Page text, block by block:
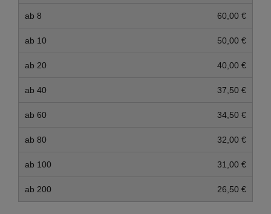
ab 8 60,00 €
ab 10 50,00 €
ab 20 40,00 €
ab 40 37,50 €
ab 60 34,50 €
ab 80 32,00 €
ab 100 31,00 €
ab 200 26,50 €